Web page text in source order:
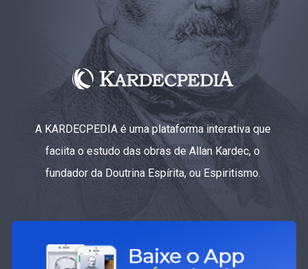
A KARDECPEDIA é uma plataforma interativa que
faciita o estudo das obras de Allan Kardec, o
fundador da Doutrina Espírita, ou Espiritismo.